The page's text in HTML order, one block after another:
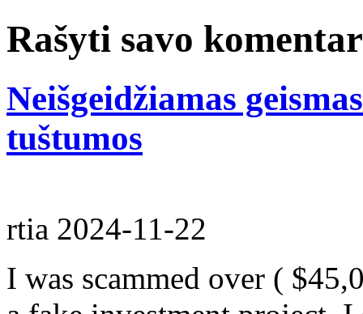
Rašyti savo
Neišgeidžiamas
tuštumos
rtia 2024-11-22
I was scammed over (